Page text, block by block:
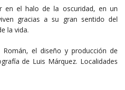
en el halo de la oscuridad, en un
gracias a su gran sentido del
la vida.
el diseño y producción de
de Luis Márquez. Localidades